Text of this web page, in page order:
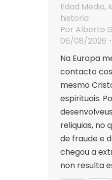
Edad Media,
historia
Por Alberto
06/08/2026
Na Europa
contacto
mesmo
espirituais.
reliquias, no
de fraude e
chegou a
non resulta